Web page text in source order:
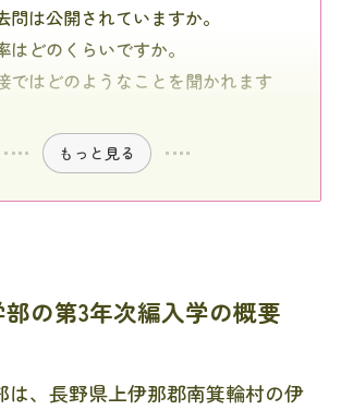
問は公開されていますか。
はどのくらいですか。
ではどのようなことを聞かれます
もっと見る
の第3年次編入学の概要
は、長野県上伊那郡南箕輪村の伊